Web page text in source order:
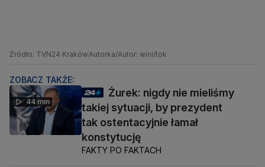
Źródło: TVN24 Kraków Autorka/Autor: wini/tok
ZOBACZ TAKŻE:
44 min
Żurek: nigdy nie mieliśmy
takiej sytuacji, by prezydent
tak ostentacyjnie łamał
konstytucję
FAKTY PO FAKTACH